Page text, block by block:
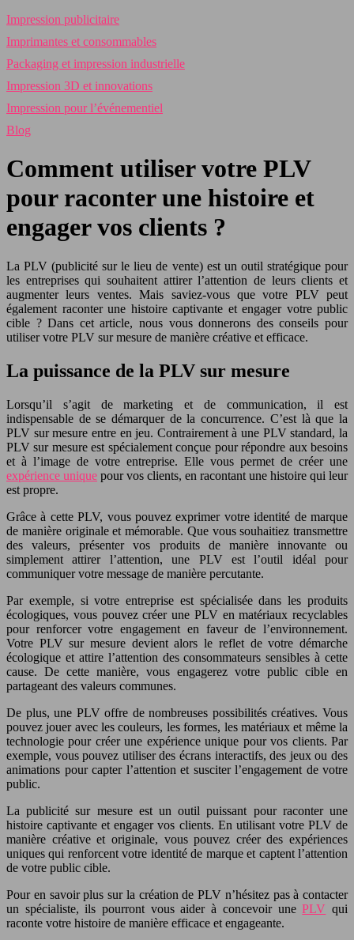
Impression publicitaire
Imprimantes et consommables
Packaging et impression industrielle
Impression 3D et innovations
Impression pour l’événementiel
Blog
Comment utiliser votre PLV
pour raconter une histoire et
engager vos clients ?
La PLV (publicité sur le lieu de vente) est un outil stratégique pour
les entreprises qui souhaitent attirer l’attention de leurs clients et
augmenter leurs ventes. Mais saviez-vous que votre PLV peut
également raconter une histoire captivante et engager votre public
cible ? Dans cet article, nous vous donnerons des conseils pour
utiliser votre PLV sur mesure de manière créative et efficace.
La puissance de la PLV sur mesure
Lorsqu’il s’agit de marketing et de communication, il est
indispensable de se démarquer de la concurrence. C’est là que la
PLV sur mesure entre en jeu. Contrairement à une PLV standard, la
PLV sur mesure est spécialement conçue pour répondre aux besoins
et à l’image de votre entreprise. Elle vous permet de créer une
expérience unique pour vos clients, en racontant une histoire qui leur
est propre.
Grâce à cette PLV, vous pouvez exprimer votre identité de marque
de manière originale et mémorable. Que vous souhaitiez transmettre
des valeurs, présenter vos produits de manière innovante ou
simplement attirer l’attention, une PLV est l’outil idéal pour
communiquer votre message de manière percutante.
Par exemple, si votre entreprise est spécialisée dans les produits
écologiques, vous pouvez créer une PLV en matériaux recyclables
pour renforcer votre engagement en faveur de l’environnement.
Votre PLV sur mesure devient alors le reflet de votre démarche
écologique et attire l’attention des consommateurs sensibles à cette
cause. De cette manière, vous engagerez votre public cible en
partageant des valeurs communes.
De plus, une PLV offre de nombreuses possibilités créatives. Vous
pouvez jouer avec les couleurs, les formes, les matériaux et même la
technologie pour créer une expérience unique pour vos clients. Par
exemple, vous pouvez utiliser des écrans interactifs, des jeux ou des
animations pour capter l’attention et susciter l’engagement de votre
public.
La publicité sur mesure est un outil puissant pour raconter une
histoire captivante et engager vos clients. En utilisant votre PLV de
manière créative et originale, vous pouvez créer des expériences
uniques qui renforcent votre identité de marque et captent l’attention
de votre public cible.
Pour en savoir plus sur la création de PLV n’hésitez pas à contacter
un spécialiste, ils pourront vous aider à concevoir unePLV qui
raconte votre histoire de manière efficace et engageante.